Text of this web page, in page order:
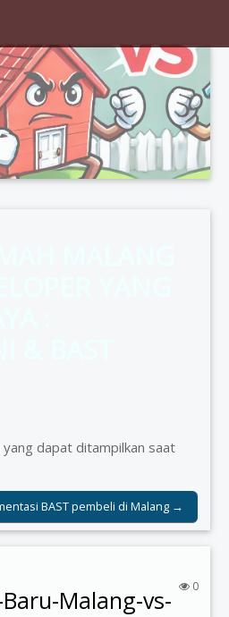
dapat ditampilkan saat
BAST pembeli di Malang →
0
Malang-vs-